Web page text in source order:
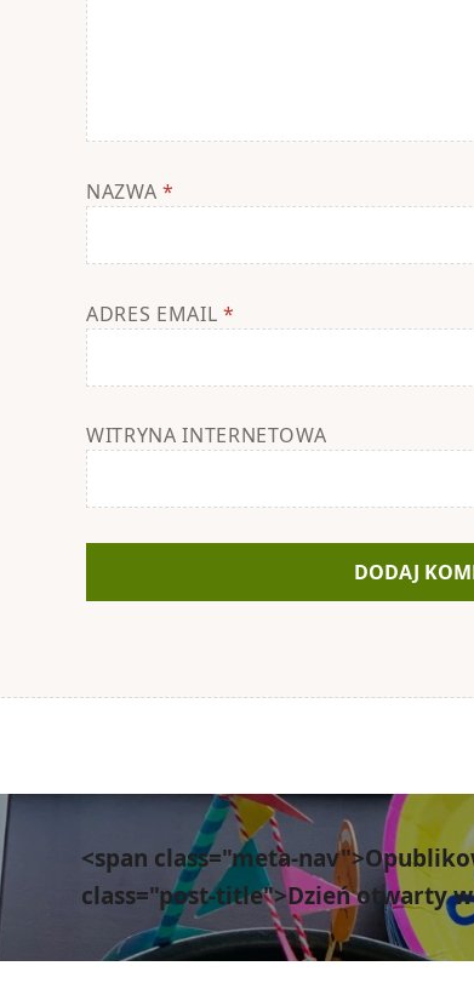
NAZWA*
ADRES EMAIL *
WITRYNA INTERNETOWA
Nawigacja
wpisu
<span class="meta-
class="post-title">Dzień otwarty